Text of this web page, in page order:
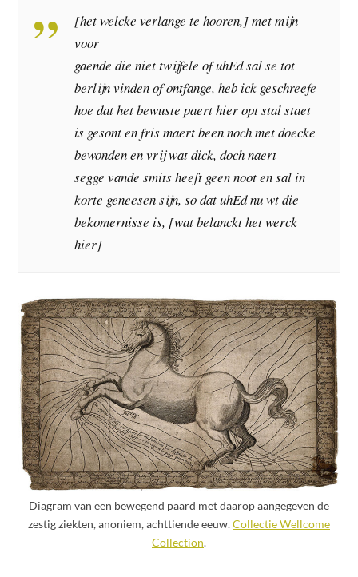
[het welcke verlange te hooren,] met mijn
voor
gaende die niet twijfele of uhEd sal se tot
berlijn vinden of ontfange, heb ick geschreefe
hoe dat het bewuste paert hier opt stal staet
is gesont en fris maert been noch met doecke
bewonden en vrij wat dick, doch naert
segge vande smits heeft geen noot en sal in
korte geneesen sijn, so dat uhEd nu wt die
bekomernisse is, [wat belanckt het werck
hier]
Diagram van een bewegend paard met daarop aangegeven de
zestig ziekten, anoniem, achttiende eeuw.Collectie Wellcome
Collection.